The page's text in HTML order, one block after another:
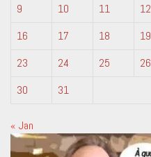
9
10 11 12
16
17 18 19
23
24 25 26
30
31
« Jan